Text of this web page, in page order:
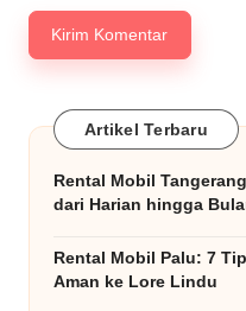
Artikel Terbaru
Rental Mobil
dari Harian hingga
Rental Mobil Palu: 7
Aman ke Lore Lindu